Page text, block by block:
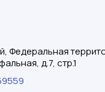
Федеральная
д.7, стр.1